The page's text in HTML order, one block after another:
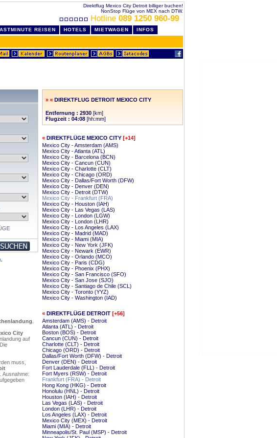
Direktflug Mexico City Detroit billiger buchen!
NonStop Flüge von MEX nach DTW.
Hotline 089 1250 960-99
REISEN HOTELS MIETWAGEN INFOS
City
auf
muss,
Ausnahme:
» « DIREKTFLUG DETROIT MEXICO CITY
Entfernung : 2930 [km]
Flugzeit : 04:08 [hh:mm]
« DIREKTFLÜGE MEXICO CITY [+14]
Mexico City - Amsterdam (AMS)
Mexico City - Atlanta (ATL)
Mexico City - Barcelona (BCN)
Mexico City - Cancun (CUN)
Mexico City - Charlotte (CLT)
Mexico City - Chicago (ORD)
Mexico City - Dallas/Fort Worth (DFW)
Mexico City - Denver (DEN)
Mexico City - Detroit (DTW)
Mexico City - Frankfurt (FRA)
Mexico City - Houston (IAH)
Mexico City - Las Vegas (LAS)
Mexico City - London (LGW)
Mexico City - London (LHR)
Mexico City - Los Angeles (LAX)
Mexico City - Madrid (MAD)
Mexico City - Miami (MIA)
Mexico City - New York (JFK)
Mexico City - Newark (EWR)
Mexico City - Orlando (MCO)
Mexico City - Paris (CDG)
Mexico City - Phoenix (PHX)
Mexico City - San Francisco (SFO)
Mexico City - San Jose (SJO)
Mexico City - Santiago de Chile (SCL)
Mexico City - Toronto (YYZ)
Mexico City - Washington (IAD)
« DIREKTFLÜGE DETROIT [+56]
Amsterdam (AMS) - Detroit
Atlanta (ATL) - Detroit
Boston (BOS) - Detroit
Cancun (CUN) - Detroit
Charlotte (CLT) - Detroit
Chicago (ORD) - Detroit
Dallas/Fort Worth (DFW) - Detroit
Denver (DEN) - Detroit
Fort Lauderdale (FLL) - Detroit
Fort Myers (RSW) - Detroit
Frankfurt (FRA) - Detroit
Hong Kong (HKG) - Detroit
Honolulu (HNL) - Detroit
Houston (IAH) - Detroit
Las Vegas (LAS) - Detroit
London (LHR) - Detroit
Los Angeles (LAX) - Detroit
Mexico City (MEX) - Detroit
Miami (MIA) - Detroit
Minneapolis/St. Paul (MSP) - Detroit